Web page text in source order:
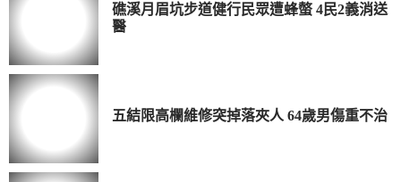
礁溪月眉坑步道健行民眾遭蜂螫 4民2義消送
醫
五結限高欄維修突掉落夾人 64歲男傷重不治